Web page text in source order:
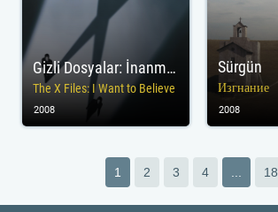
Gizli Dosyalar: İnanmak İstiyorum
The X Files: I Want to Believe
2008
Sürgün
Изгнание
2008
1 2 3 4 18